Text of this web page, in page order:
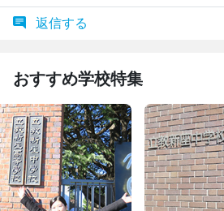
返信する
おすすめ学校特集